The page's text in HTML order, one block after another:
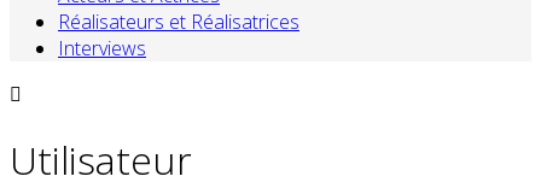
Réalisateurs et Réalisatrices
Interviews
Utilisateur